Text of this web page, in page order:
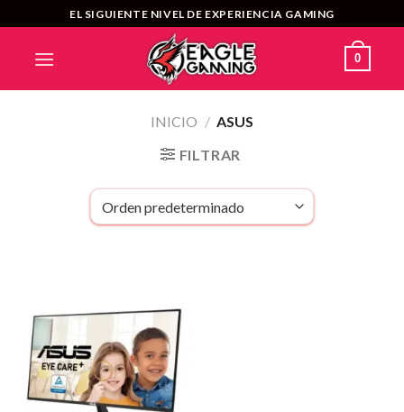
al
contenido
EL SIGUIENTE NIVEL DE EXPERIENCIA GAMING
0
INICIO / ASUS
FILTRAR